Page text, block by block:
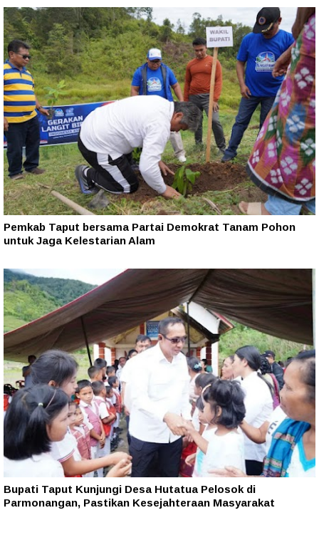
Pemkab Taput bersama Partai Demokrat Tanam Pohon
untuk Jaga Kelestarian Alam
Bupati Taput Kunjungi Desa Hutatua Pelosok di
Parmonangan, Pastikan Kesejahteraan Masyarakat